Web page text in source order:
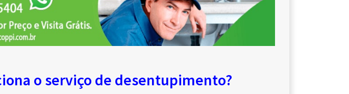
o serviço de desentupimento?